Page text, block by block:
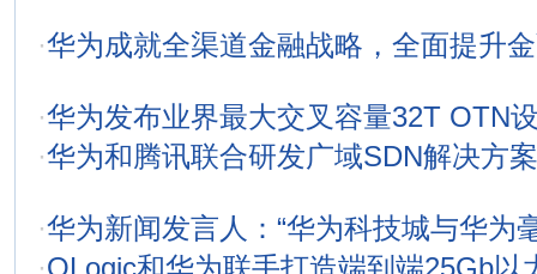
·华为成就全渠道金融战略，全面提升
·华为发布业界最大交叉容量32T OTN
·华为和腾讯联合研发广域SDN解决方
·华为新闻发言人：“华为科技城与华为
·QLogic和华为联手打造端到端25Gb以